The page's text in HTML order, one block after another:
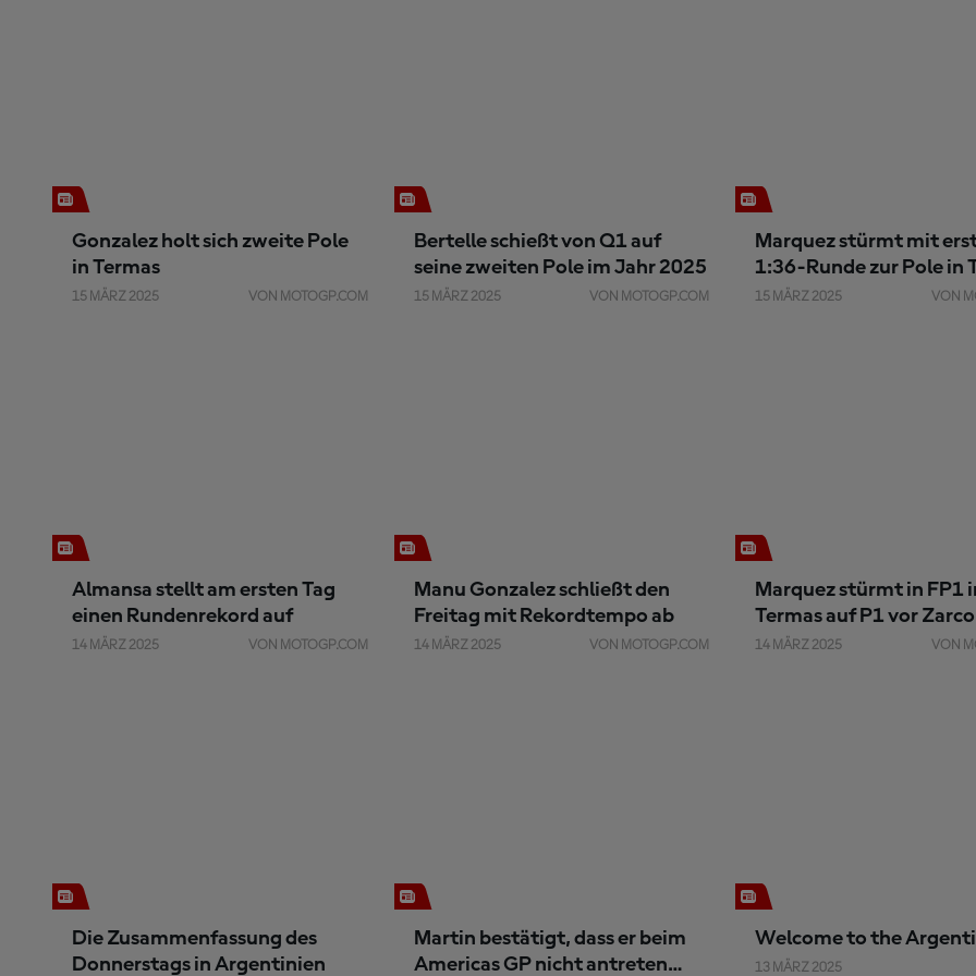
Gonzalez holt sich zweite Pole
in Termas
15 MÄRZ 2025 VON MOTOGP.COM
Bertelle schießt von Q1 auf
seine zweiten Pole im Jahr 2025
15 MÄRZ 2025 VON MOTOGP.COM
Marquez stürmt mit
1:36-Runde zur Pole in
15 MÄRZ 2025 VON
Almansa stellt am ersten Tag
einen Rundenrekord auf
14 MÄRZ 2025 VON MOTOGP.COM
Manu Gonzalez schließt den
Freitag mit Rekordtempo ab
14 MÄRZ 2025 VON MOTOGP.COM
Marquez stürmt in FP1
Termas auf P1 vor Zarco
14 MÄRZ 2025 VON
Die Zusammenfassung des
Donnerstags in Argentinien
Martin bestätigt, dass er beim
Americas GP nicht antreten
Welcome to the
13 MÄRZ 2025